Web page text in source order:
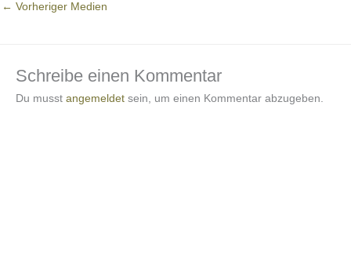
← Vorheriger Medien
Schreibe einen Kommentar
Du musst angemeldet sein, um einen Kommentar abzugeben.